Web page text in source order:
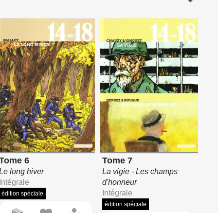
6
long hiver
Intégrale
édition spéciale
Tome 7
La vigie - Les champs
d'honneur
Intégrale
édition spéciale